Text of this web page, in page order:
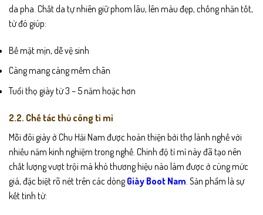
da pha. Chất da tự nhiên giữ phom lâu, lên màu đẹp, chống nhăn tốt,
từ đó giúp:
Bề mặt mịn, dễ vệ sinh
Càng mang càng mềm chân
Tuổi thọ giày từ 3 – 5 năm hoặc hơn
2.2. Chế tác thủ công tỉ mỉ
Mỗi đôi giày ở Chu Hải Nam được hoàn thiện bởi thợ lành nghề với
nhiều năm kinh nghiệm trong nghề. Chính độ tỉ mỉ này đã tạo nên
chất lượng vượt trội mà khó thương hiệu nào làm được ở cùng mức
giá, đặc biệt rõ nét trên các dòngGiày Boot Nam . Sản phẩm là sự
kết tinh từ: